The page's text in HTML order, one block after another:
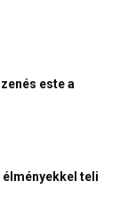
este a
teli